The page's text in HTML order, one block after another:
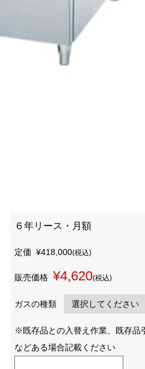
６年リース・月額
定価 ¥418,000(税込)
販売価格 ¥4,620(税込)
ガスの種類
※既存品との入替え作業、既存品
などある場合記載ください